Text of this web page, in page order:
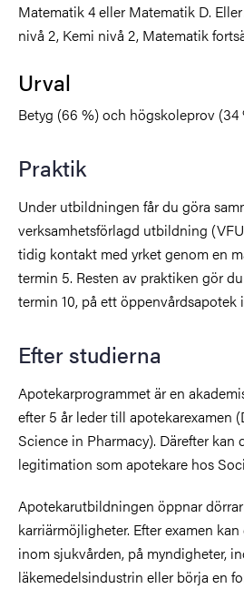
Matematik 4 eller Matematik D.
nivå 2, Kemi nivå 2, Matematik
Urval
Betyg (66 %) och högskoleprov (34
Praktik
Under utbildningen får du göra
verksamhetsförlagd utbildning
tidig kontakt med yrket genom en
termin 5. Resten av praktiken gör
termin 10, på ett öppenvårdsapotek
Efter studierna
Apotekarprogrammet är en
efter 5 år leder till apotekarexamen
Science in Pharmacy). Därefter kan
legitimation som apotekare hos
Apotekarutbildningen öppnar
karriärmöjligheter. Efter examen
inom sjukvården, på myndigheter,
läkemedelsindustrin eller börja en